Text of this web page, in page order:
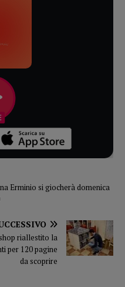
Erminio si giocherà domenica
riallestito la
per 120 pagine
da scoprire